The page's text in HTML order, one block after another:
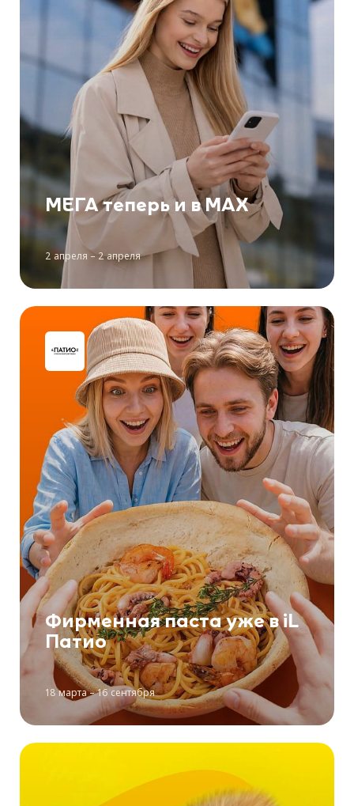
МЕГА теперь и в MAX
2 апреля – 2 апреля
Фирменная паста уже в iL
Патио
18 марта – 16 сентября